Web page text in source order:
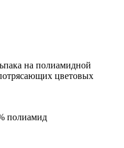
на полиамидной
цветовых
полиамид